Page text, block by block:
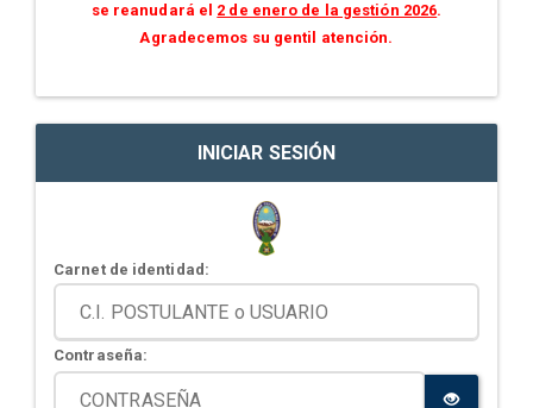
se reanudará el 2 de enero de la gestión 2026.
Agradecemos su gentil atención.
INICIAR SESIÓN
Carnet de identidad:
Contraseña: